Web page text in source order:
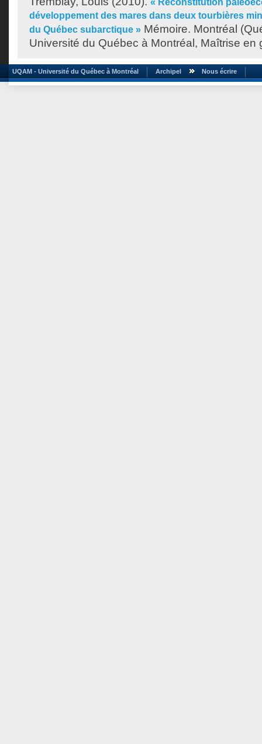
« Reconstitution
développement des mares dans deux tourbières
du Québec subarctique » Mémoire. Montréal
Université du Québec à Montréal, Maîtrise en
UQAM - Université du Québec à Montréal Archipel Nous écrire